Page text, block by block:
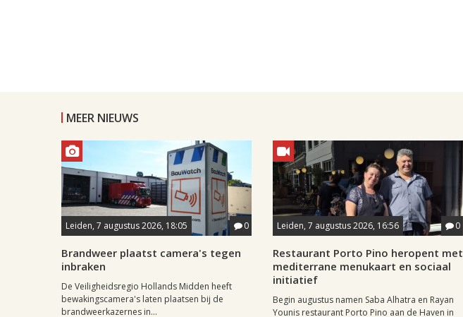
MEER NIEUWS
Leiden, 7 augustus 2026, 18:05 0
Brandweer plaatst camera's tegen
inbraken
De Veiligheidsregio Hollands Midden heeft
bewakingscamera's laten plaatsen bij de
brandweerkazernes in...
Leiden, 7 augustus 2026, 16:56 0
Restaurant Porto Pino heropent met
mediterrane menukaart en sociaal
initiatief
Begin augustus namen Saba Alhatra en Rayan
Younis restaurant Porto Pino aan de Haven in